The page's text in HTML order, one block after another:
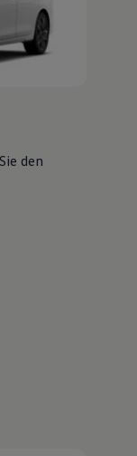
den